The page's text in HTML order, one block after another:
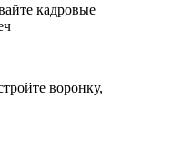
кадровые
воронку,